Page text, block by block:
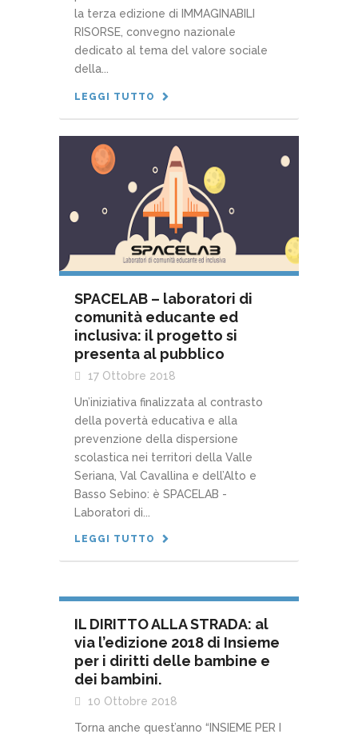
la terza edizione di IMMAGINABILI
RISORSE, convegno nazionale
dedicato al tema del valore sociale
della...
LEGGI TUTTO
SPACELAB – laboratori di
comunità educante ed
inclusiva: il progetto si
presenta al pubblico
17 Ottobre 2018
Un’iniziativa finalizzata al contrasto
della povertà educativa e alla
prevenzione della dispersione
scolastica nei territori della Valle
Seriana, Val Cavallina e dell’Alto e
Basso Sebino: è SPACELAB -
Laboratori di...
LEGGI TUTTO
IL DIRITTO ALLA STRADA: al
via l’edizione 2018 di Insieme
per i diritti delle bambine e
dei bambini.
10 Ottobre 2018
Torna anche quest’anno “INSIEME PER I